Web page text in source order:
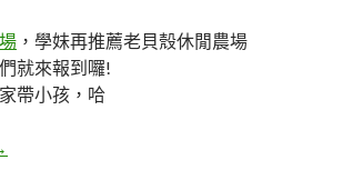
，學妹再推薦老貝殼休閒農場
就來報到囉!
帶小孩，哈
園龍潭。老貝殼休閒農場